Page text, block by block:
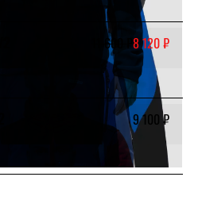
11 600 ₽ 8 120 ₽
9 100 ₽